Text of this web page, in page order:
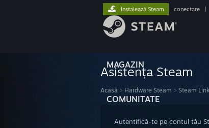
MAGAZIN
COMUNITATE
Instalează Steam conectare
Asistența Steam
Acasă > Hardware Steam > Steam Link
Autentifică-te pe contul tău